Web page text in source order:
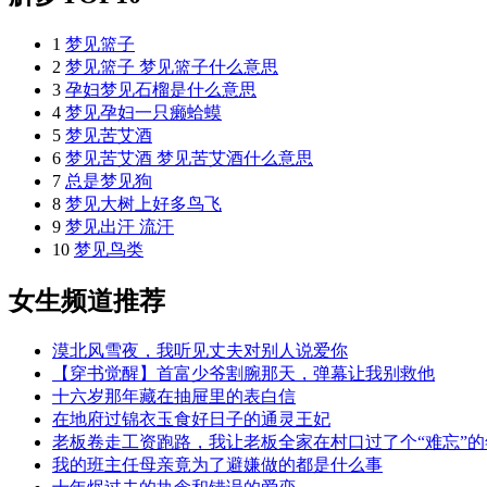
1 梦见篮子
2 梦见篮子 梦见篮子什么意思
3 孕妇梦见石榴是什么意思
4 梦见孕妇一只癞蛤蟆
5 梦见苦艾酒
6 梦见苦艾酒 梦见苦艾酒什么意思
7 总是梦见狗
8 梦见大树上好多鸟飞
9 梦见出汗 流汗
10 梦见鸟类
女生频道推荐
漠北风雪夜，我听见丈夫对别人说爱你
【穿书觉醒】首富少爷割腕那天，弹幕让我别救他
十六岁那年藏在抽屉里的表白信
在地府过锦衣玉食好日子的通灵王妃
老板卷走工资跑路，我让老板全家在村口过了个“难忘”
我的班主任母亲竟为了避嫌做的都是什么事